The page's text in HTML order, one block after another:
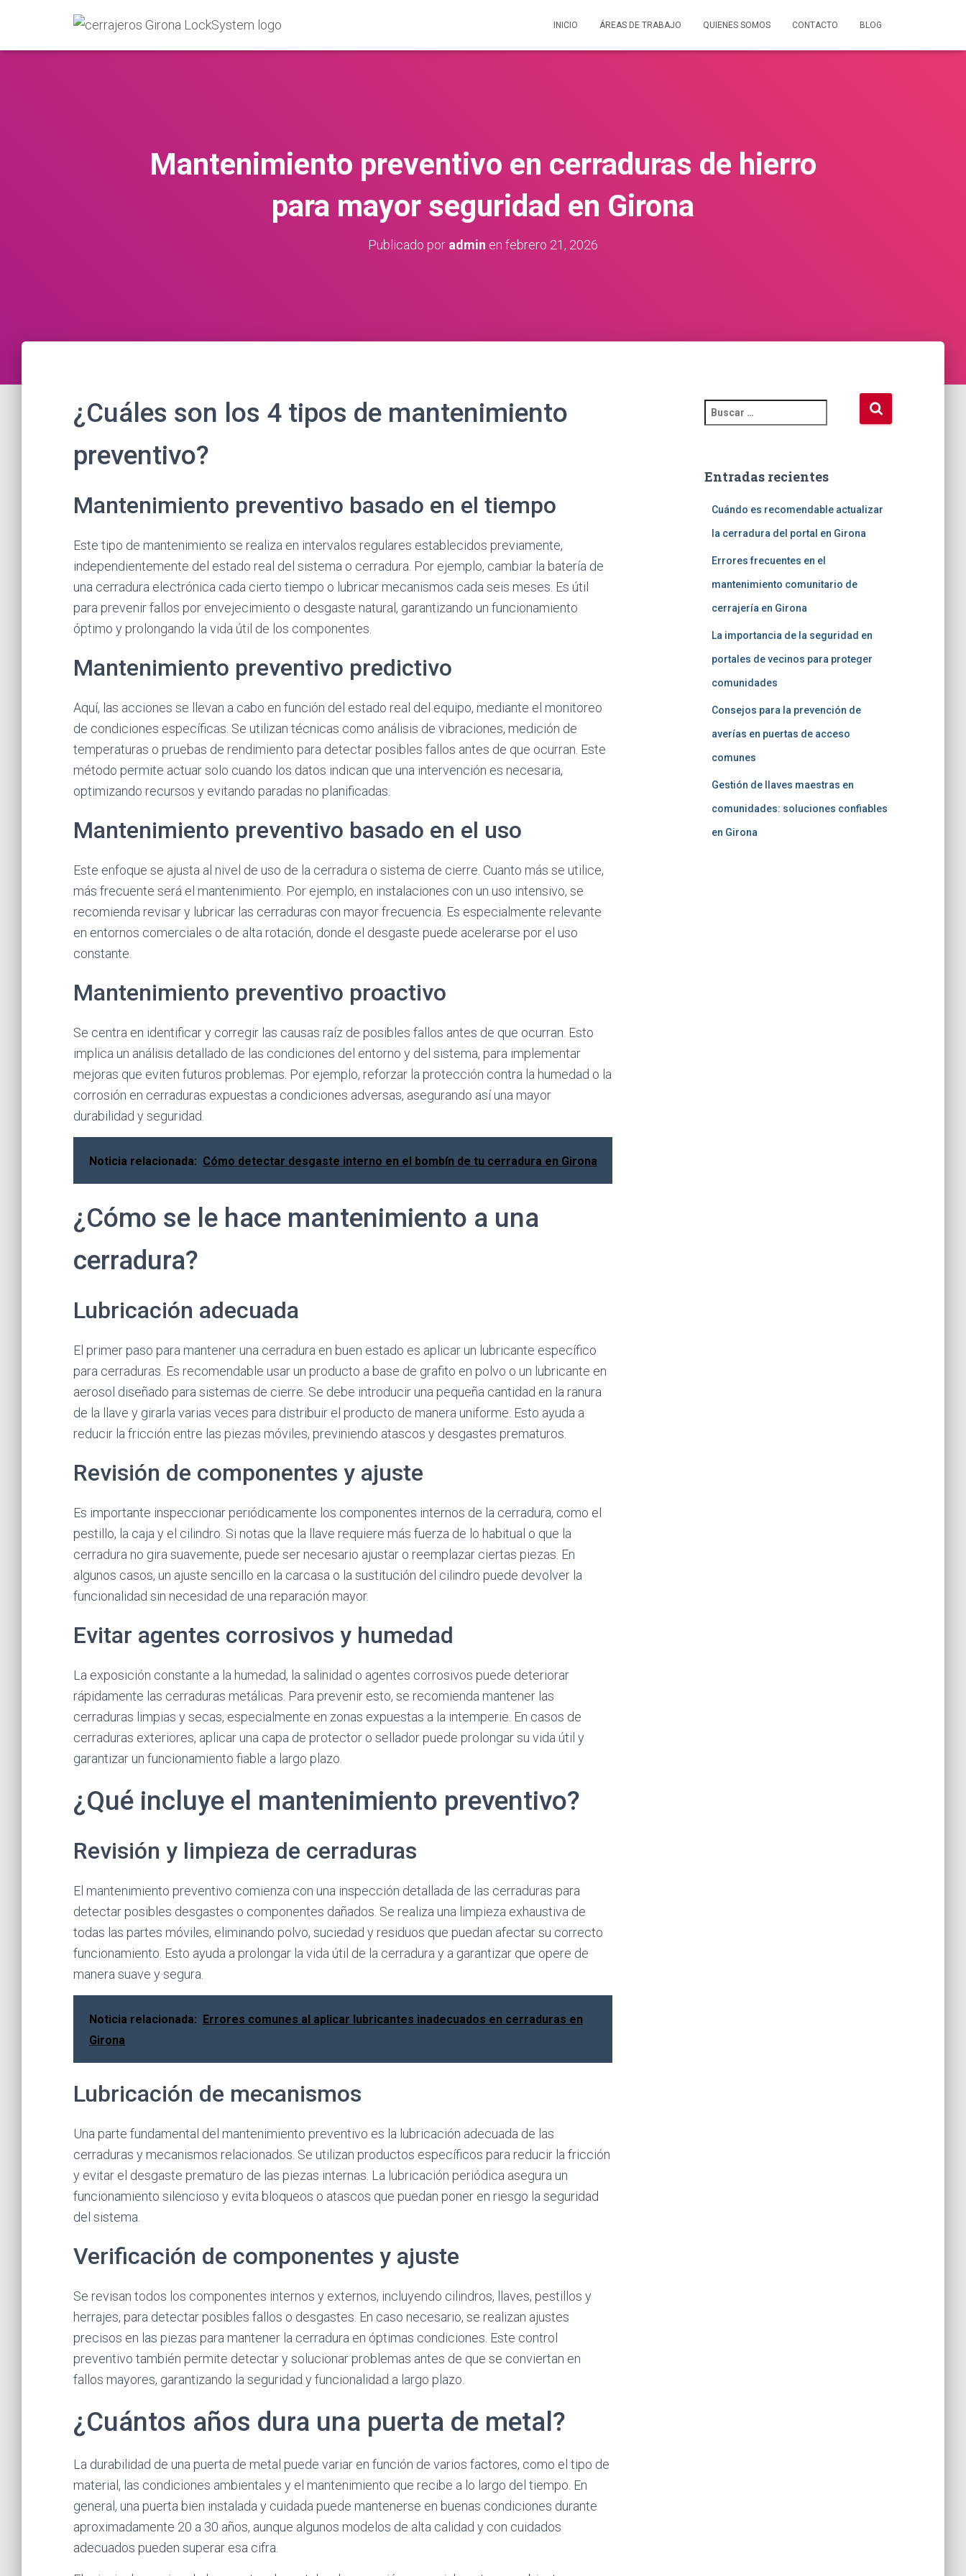
INICIO ÁREAS DE TRABAJO QUIENES SOMOS CONTACTO BLOG
Mantenimiento preventivo en cerraduras de hierro
para mayor seguridad en Girona
Publicado por admin en febrero 21, 2026
¿Cuáles son los 4 tipos de mantenimiento
preventivo?
Mantenimiento preventivo basado en el tiempo
Este tipo de mantenimiento se realiza en intervalos regulares establecidos previamente,
independientemente del estado real del sistema o cerradura. Por ejemplo, cambiar la batería de
una cerradura electrónica cada cierto tiempo o lubricar mecanismos cada seis meses. Es útil
para prevenir fallos por envejecimiento o desgaste natural, garantizando un funcionamiento
óptimo y prolongando la vida útil de los componentes.
Mantenimiento preventivo predictivo
Aquí, las acciones se llevan a cabo en función del estado real del equipo, mediante el monitoreo
de condiciones específicas. Se utilizan técnicas como análisis de vibraciones, medición de
temperaturas o pruebas de rendimiento para detectar posibles fallos antes de que ocurran. Este
método permite actuar solo cuando los datos indican que una intervención es necesaria,
optimizando recursos y evitando paradas no planificadas.
Mantenimiento preventivo basado en el uso
Este enfoque se ajusta al nivel de uso de la cerradura o sistema de cierre. Cuanto más se utilice,
más frecuente será el mantenimiento. Por ejemplo, en instalaciones con un uso intensivo, se
recomienda revisar y lubricar las cerraduras con mayor frecuencia. Es especialmente relevante
en entornos comerciales o de alta rotación, donde el desgaste puede acelerarse por el uso
constante.
Mantenimiento preventivo proactivo
Se centra en identificar y corregir las causas raíz de posibles fallos antes de que ocurran. Esto
implica un análisis detallado de las condiciones del entorno y del sistema, para implementar
mejoras que eviten futuros problemas. Por ejemplo, reforzar la protección contra la humedad o la
corrosión en cerraduras expuestas a condiciones adversas, asegurando así una mayor
durabilidad y seguridad.
Noticia relacionada: Cómo detectar desgaste interno en el bombín de tu cerradura en Girona
¿Cómo se le hace mantenimiento a una
cerradura?
Lubricación adecuada
El primer paso para mantener una cerradura en buen estado es aplicar un lubricante específico
para cerraduras. Es recomendable usar un producto a base de grafito en polvo o un lubricante en
aerosol diseñado para sistemas de cierre. Se debe introducir una pequeña cantidad en la ranura
de la llave y girarla varias veces para distribuir el producto de manera uniforme. Esto ayuda a
reducir la fricción entre las piezas móviles, previniendo atascos y desgastes prematuros.
Revisión de componentes y ajuste
Es importante inspeccionar periódicamente los componentes internos de la cerradura, como el
pestillo, la caja y el cilindro. Si notas que la llave requiere más fuerza de lo habitual o que la
cerradura no gira suavemente, puede ser necesario ajustar o reemplazar ciertas piezas. En
algunos casos, un ajuste sencillo en la carcasa o la sustitución del cilindro puede devolver la
funcionalidad sin necesidad de una reparación mayor.
Evitar agentes corrosivos y humedad
La exposición constante a la humedad, la salinidad o agentes corrosivos puede deteriorar
rápidamente las cerraduras metálicas. Para prevenir esto, se recomienda mantener las
cerraduras limpias y secas, especialmente en zonas expuestas a la intemperie. En casos de
cerraduras exteriores, aplicar una capa de protector o sellador puede prolongar su vida útil y
garantizar un funcionamiento fiable a largo plazo.
¿Qué incluye el mantenimiento preventivo?
Revisión y limpieza de cerraduras
El mantenimiento preventivo comienza con una inspección detallada de las cerraduras para
detectar posibles desgastes o componentes dañados. Se realiza una limpieza exhaustiva de
todas las partes móviles, eliminando polvo, suciedad y residuos que puedan afectar su correcto
funcionamiento. Esto ayuda a prolongar la vida útil de la cerradura y a garantizar que opere de
manera suave y segura.
Noticia relacionada: Errores comunes al aplicar lubricantes inadecuados en cerraduras en
Girona
Lubricación de mecanismos
Una parte fundamental del mantenimiento preventivo es la lubricación adecuada de las
cerraduras y mecanismos relacionados. Se utilizan productos específicos para reducir la fricción
y evitar el desgaste prematuro de las piezas internas. La lubricación periódica asegura un
funcionamiento silencioso y evita bloqueos o atascos que puedan poner en riesgo la seguridad
del sistema.
Verificación de componentes y ajuste
Se revisan todos los componentes internos y externos, incluyendo cilindros, llaves, pestillos y
herrajes, para detectar posibles fallos o desgastes. En caso necesario, se realizan ajustes
precisos en las piezas para mantener la cerradura en óptimas condiciones. Este control
preventivo también permite detectar y solucionar problemas antes de que se conviertan en
fallos mayores, garantizando la seguridad y funcionalidad a largo plazo.
¿Cuántos años dura una puerta de metal?
La durabilidad de una puerta de metal puede variar en función de varios factores, como el tipo de
material, las condiciones ambientales y el mantenimiento que recibe a lo largo del tiempo. En
general, una puerta bien instalada y cuidada puede mantenerse en buenas condiciones durante
aproximadamente 20 a 30 años, aunque algunos modelos de alta calidad y con cuidados
adecuados pueden superar esa cifra.
u
a
Entradas recientes
Cuándo es recomendable actualizar
la cerradura del portal en Girona
Errores frecuentes en el
mantenimiento comunitario de
cerrajería en Girona
La importancia de la seguridad en
portales de vecinos para proteger
comunidades
Consejos para la prevención de
averías en puertas de acceso
comunes
Gestión de llaves maestras en
comunidades: soluciones confiables
en Girona